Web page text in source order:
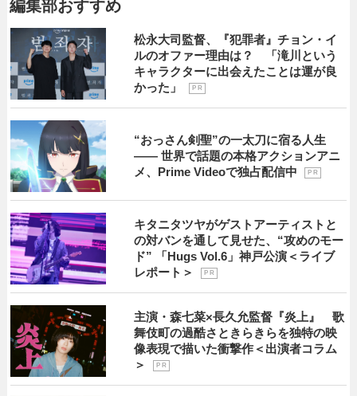
編集部おすすめ
松永大司監督、『犯罪者』チョン・イ
ルのオファー理由は？ 「滝川という
キャラクターに出会えたことは運が良
かった」
P R
“おっさん剣聖”の一太刀に宿る人生
―― 世界で話題の本格アクションアニ
メ、Prime Videoで独占配信中
P R
キタニタツヤがゲストアーティストと
の対バンを通して見せた、“攻めのモー
ド” 「Hugs Vol.6」神戸公演＜ライブ
レポート＞
P R
主演・森七菜×長久允監督『炎上』 歌
舞伎町の過酷さときらきらを独特の映
像表現で描いた衝撃作＜出演者コラム
＞
P R